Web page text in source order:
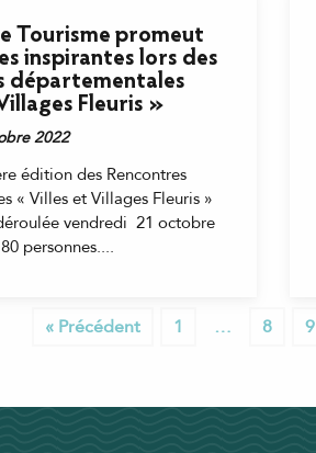
Tourisme promeut
inspirantes lors des
départementales
Fleuris »
2022
édition des Rencontres
« Villes et Villages Fleuris »
vendredi 21 octobre
personnes....
« Précédent 1 … 8 9